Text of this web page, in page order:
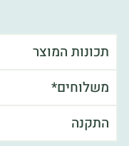
תכונות המוצר
משלוחים*
התקנה